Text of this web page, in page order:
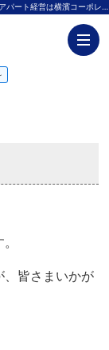
横 須 賀 探 検 記 ～第Ⅱ章～【更新】 | 神奈川の不動産投資、新築アパート経営は横濱コーポレーション
、皆さまいかが